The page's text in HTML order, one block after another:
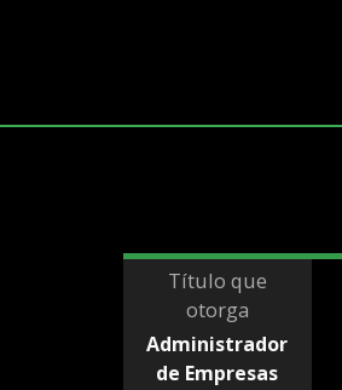
Título que
otorga
Administrador
de Empresas